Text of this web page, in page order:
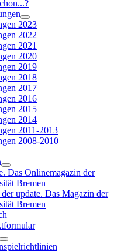
2023
2022
2021
2020
2019
2018
2017
2016
2015
2014
2011-2013
2008-2010
Das Onlinemagazin der
Bremen
update. Das Magazin der
Bremen